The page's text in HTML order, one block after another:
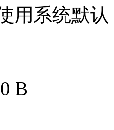
用系统默认
B